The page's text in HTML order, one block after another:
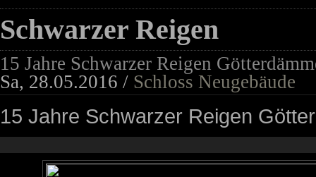
Schwarzer Reigen
15 Jahre Schwarzer Reigen
Sa, 28.05.2016 / Schloss Neugebäude
15 Jahre Schwarzer Reigen